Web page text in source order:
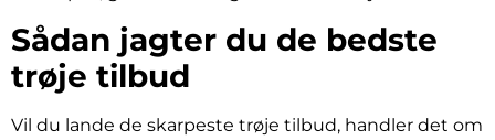
Sådan jagter du de bedste
trøje tilbud
Vil du lande de skarpeste trøje tilbud, handler det om